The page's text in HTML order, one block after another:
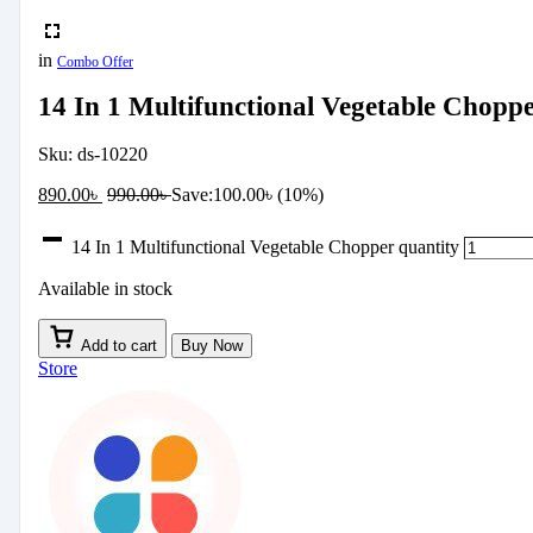
in Combo Offer
14 In 1 Multifunctional Vegetable
Sku: ds-10220
890.00৳ 990.00৳Save:100.00৳ (10%)
14 In 1 Multifunctional Vegetable Chopper quantity
Available in stock
Add to cart Buy Now
Store